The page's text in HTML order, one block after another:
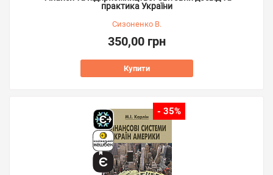
практика України
Сизоненко В.
350,00 грн
Купити
- 35%